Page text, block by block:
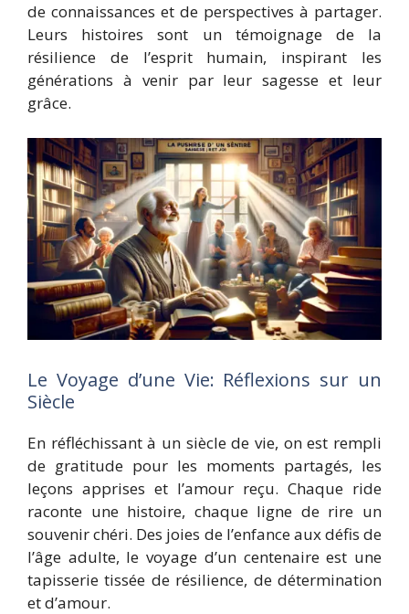
de connaissances et de perspectives à partager.
Leurs histoires sont un témoignage de la
résilience de l’esprit humain, inspirant les
générations à venir par leur sagesse et leur
grâce.
Le Voyage d’une Vie: Réflexions sur un
Siècle
En réfléchissant à un siècle de vie, on est rempli
de gratitude pour les moments partagés, les
leçons apprises et l’amour reçu. Chaque ride
raconte une histoire, chaque ligne de rire un
souvenir chéri. Des joies de l’enfance aux défis de
l’âge adulte, le voyage d’un centenaire est une
tapisserie tissée de résilience, de détermination
et d’amour.